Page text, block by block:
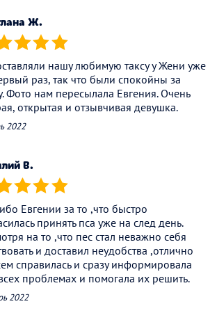
Ж.
(*) (*) (*)
нашу любимую таксу у Жени уже
раз, так что были спокойны за
Фото нам пересылала Евгения. Очень
открытая и отзывчивая девушка.
2022
В.
(*) (*) (*)
Евгении за то ,что быстро
принять пса уже на след день.
на то ,что пес стал неважно себя
и доставил неудобства ,отлично
справилась и сразу информировала
проблемах и помогала их решить.
2022